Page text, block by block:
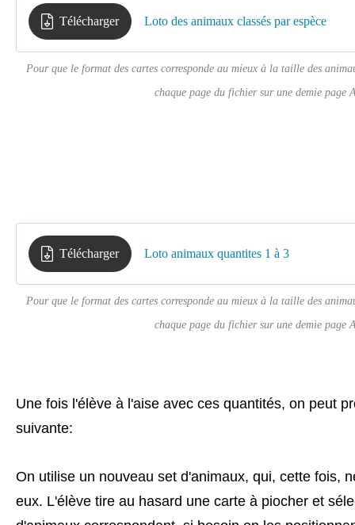
Télécharger Loto des animaux classés par espèce
Pour que le format des cartes corresponde au mieux à la taille des
chaque page du fichier sur une demie page
Télécharger Loto animaux quantites 1 à 3
Pour que le format des cartes corresponde au mieux à la taille des
chaque page du fichier sur une demie page
Une fois l'élève à l'aise avec ces quantités, on peut
suivante:
On utilise un nouveau set d'animaux, qui, cette fois,
eux. L'élève tire au hasard une carte à piocher et